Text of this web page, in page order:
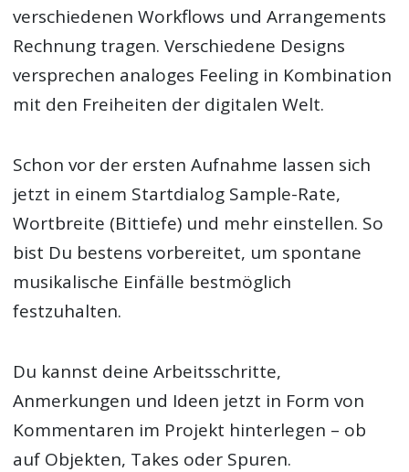
verschiedenen Workflows und Arrangements
Rechnung tragen. Verschiedene Designs
versprechen analoges Feeling in Kombination
mit den Freiheiten der digitalen Welt.
Schon vor der ersten Aufnahme lassen sich
jetzt in einem Startdialog Sample-Rate,
Wortbreite (Bittiefe) und mehr einstellen. So
bist Du bestens vorbereitet, um spontane
musikalische Einfälle bestmöglich
festzuhalten.
Du kannst deine Arbeitsschritte,
Anmerkungen und Ideen jetzt in Form von
Kommentaren im Projekt hinterlegen – ob
auf Objekten, Takes oder Spuren.